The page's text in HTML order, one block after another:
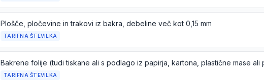
Plošče, pločevine in trakovi iz bakra, debeline več kot 0,15 mm
TARIFNA ŠTEVILKA
TARIFNA ŠTEVILKA